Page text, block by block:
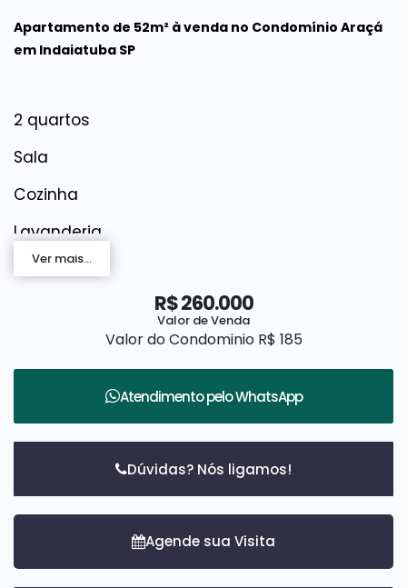
Apartamento de 52m² à venda no Condomínio Araçá
em Indaiatuba SP
2 quartos
Sala
Cozinha
Lavanderia
1 banheiro
1 vaga de garagem
Condomínio com segurança e controle de
acesso 24 horas, área de lazer com : salão de
festas e parquinho das crianças
Ótima localização, próximo ao Novo Parque
Ecológico do Buru, fácil acesso ao centro da
IPTU- Isento
Ver mais...
R$260.000
Valor de Venda
Valor do Condominio R$ 185
Atendimento peloWhatsApp
Dúvidas? Nós ligamos!